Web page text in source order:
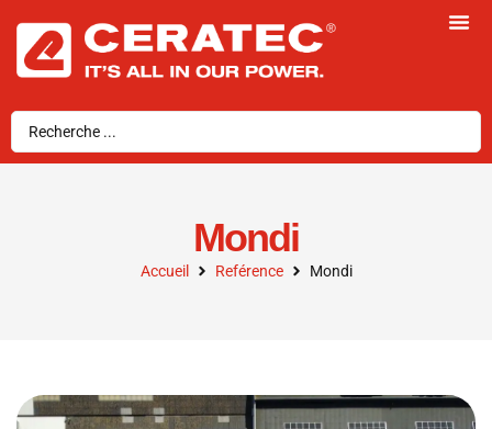
Mondi
Accueil Reférence Mondi